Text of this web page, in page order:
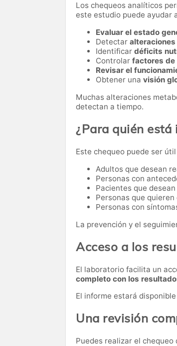
Los chequeos analíticos
este estudio puede ayudar
Evaluar el estado
Detectar
Identificar déficits
Controlar factores de
Revisar el
Obtener una visión
Muchas alteraciones
detectan a tiempo.
¿Para quién está
Este chequeo puede ser
Adultos que desean
Personas con
Pacientes que
Personas que
Personas con
La prevención y el
Acceso a los
El laboratorio facilita un
completo con los
El informe estará disponible
Una revisión
Puedes realizar el chequeo